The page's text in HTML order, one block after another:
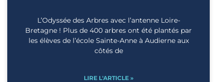
L’Odyssée des Arbres avec l’antenne Loire-
Bretagne ! Plus de 400 arbres ont été plantés par
les élèves de l’école Sainte-Anne à Audierne aux
côtés de
LIRE L'ARTICLE »